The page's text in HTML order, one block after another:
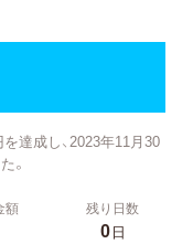
達成し、2023年11月30
。
額 残り日数
0日